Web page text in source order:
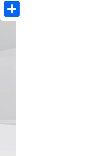
Pinterest